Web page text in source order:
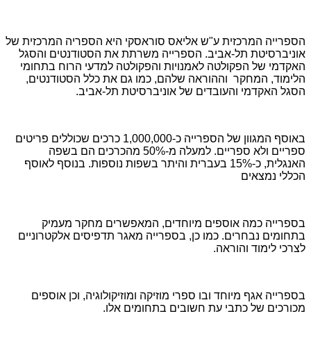
הספרייה המרכזית ע"ש אליאס סוראסקי היא הספריה המרכזית של
אוניברסיטת תל-אביב. הספרייה משרתת את הסטודנטים והסגל
האקדמי של הפקולטה לאמנויות והפקולטה למדעי הרוח בתחומי
הלימוד, המחקר וההוראה שלהם, כמו גם את כלל הסטודנטים,
הסגל האקדמי והעובדים של אוניברסיטת תל-אביב.
באוסף המגוון של הספרייה כ-1,000,000 כרכים שכוללים פריטים
ספריים ולא ספריים. למעלה מ-50% מהכרכים הם בשפה
האנגלית, כ-15% בעברית והיתר בשפות נוספות. בנוסף לאוסף
הכללי נמצאים
בספרייה כמה אוספים מיוחדים, המאפשרים מחקר מעמיק
בתחומים נבחרים. כמו כן, בספרייה מאגר תדפיסים אלקטרוניים
לצרכי לימוד והוראה.
בספרייה אגף מיוחד ובו ספרי מוזיקה ומוזיקולוגיה, וכן אוספים
מכורכים של כתבי עת חשובים בתחומים אלו.